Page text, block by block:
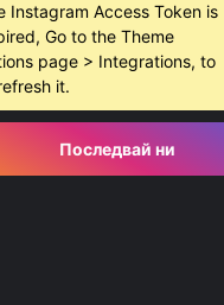
Instagram Access Token is
Go to the Theme
page > Integrations, to
it.
Последвай ни